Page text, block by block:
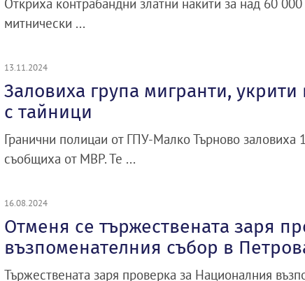
Откриха контрабандни златни накити за над 60
митнически ...
13.11.2024
Заловиха група мигранти, укрити
с тайници
Гранични полицаи от ГПУ-Малко Търново заловиха
съобщиха от МВР. Те ...
16.08.2024
Отменя се тържествената заря
възпоменателния събор в
Тържествената заря проверка за Националния